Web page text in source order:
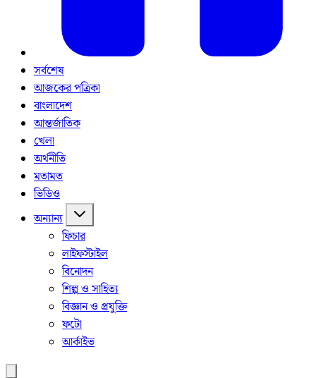
সর্বশেষ
আজকের পত্রিকা
বাংলাদেশ
আন্তর্জাতিক
খেলা
অর্থনীতি
মতামত
ভিডিও
অন্যান্য
ফিচার
লাইফস্টাইল
বিনোদন
শিল্প ও সাহিত্য
বিজ্ঞান ও প্রযুক্তি
ফটো
আর্কাইভ